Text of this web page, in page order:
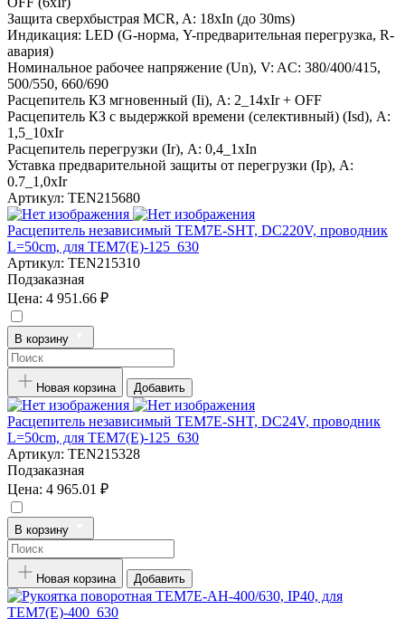
Защита сверхбыстрая MCR, A: 18xIn (до 30ms)
Индикация: LED (G-норма, Y-предварительная перегрузка, R-
авария)
Номинальное рабочее напряжение (Un), V: AC: 380/400/415,
500/550, 660/690
Расцепитель КЗ мгновенный (Ii), A: 2_14xIr + OFF
Расцепитель КЗ с выдержкой времени (селективный) (Isd), A:
1,5_10xIr
Расцепитель перегрузки (Ir), A: 0,4_1xIn
Уставка предварительной защиты от перегрузки (Ip), A:
0.7_1,0xIr
Артикул: TEN215680
Расцепитель независимый TEM7E-SHT, DC220V, проводник
L=50cm, для TEM7(E)-125_630
Артикул: TEN215310
Подзаказная
Цена: 4 951.66 ₽
В корзину
Новая корзина Добавить
Расцепитель независимый TEM7E-SHT, DC24V, проводник
L=50cm, для TEM7(E)-125_630
Артикул: TEN215328
Подзаказная
Цена: 4 965.01 ₽
В корзину
Новая корзина Добавить